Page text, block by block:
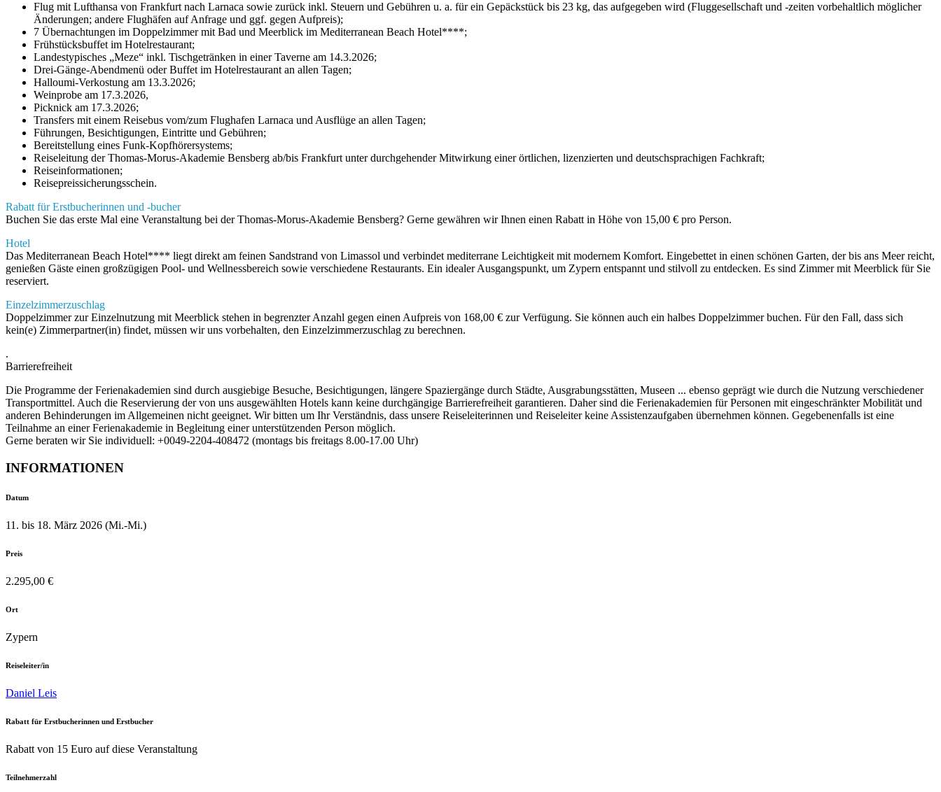
Flug mit Lufthansa von Frankfurt nach Larnaca sowie zurück inkl. Steuern und Gebühren u. a. für ein Gepäckstück bis 23 kg, das aufgegeben wird (Fluggesellschaft und -zeiten vorbehaltlich möglicher
Änderungen; andere Flughäfen auf Anfrage und ggf. gegen Aufpreis);
7 Übernachtungen im Doppelzimmer mit Bad und Meerblick im Mediterranean Beach Hotel****;
Frühstücksbuffet im Hotelrestaurant;
Landestypisches „Meze“ inkl. Tischgetränken in einer Taverne am 14.3.2026;
Drei-Gänge-Abendmenü oder Buffet im Hotelrestaurant an allen Tagen;
Halloumi-Verkostung am 13.3.2026;
Weinprobe am 17.3.2026,
Picknick am 17.3.2026;
Transfers mit einem Reisebus vom/zum Flughafen Larnaca und Ausflüge an allen Tagen;
Führungen, Besichtigungen, Eintritte und Gebühren;
Bereitstellung eines Funk-Kopfhörersystems;
Reiseleitung der Thomas-Morus-Akademie Bensberg ab/bis Frankfurt unter durchgehender Mitwirkung einer örtlichen, lizenzierten und deutschsprachigen Fachkraft;
Reiseinformationen;
Reisepreissicherungsschein.
Rabatt für Erstbucherinnen und -bucher
Buchen Sie das erste Mal eine Veranstaltung bei der Thomas-Morus-Akademie Bensberg? Gerne gewähren wir Ihnen einen Rabatt in Höhe von 15,00 € pro Person.
Hotel
Das Mediterranean Beach Hotel**** liegt direkt am feinen Sandstrand von Limassol und verbindet mediterrane Leichtigkeit mit modernem Komfort. Eingebettet in einen schönen Garten, der bis ans Meer reicht,
genießen Gäste einen großzügigen Pool- und Wellnessbereich sowie verschiedene Restaurants. Ein idealer Ausgangspunkt, um Zypern entspannt und stilvoll zu entdecken. Es sind Zimmer mit Meerblick für Sie
reserviert.
Einzelzimmerzuschlag
Doppelzimmer zur Einzelnutzung mit Meerblick stehen in begrenzter Anzahl gegen einen Aufpreis von 168,00 € zur Verfügung. Sie können auch ein halbes Doppelzimmer buchen. Für den Fall, dass sich
kein(e) Zimmerpartner(in) findet, müssen wir uns vorbehalten, den Einzelzimmerzuschlag zu berechnen.
.
Barrierefreiheit
Die Programme der Ferienakademien sind durch ausgiebige Besuche, Besichtigungen, längere Spaziergänge durch Städte, Ausgrabungsstätten, Museen ... ebenso geprägt wie durch die Nutzung verschiedener
Transportmittel. Auch die Reservierung der von uns ausgewählten Hotels kann keine durchgängige Barrierefreiheit garantieren. Daher sind die Ferienakademien für Personen mit eingeschränkter Mobilität und
anderen Behinderungen im Allgemeinen nicht geeignet. Wir bitten um Ihr Verständnis, dass unsere Reiseleiterinnen und Reiseleiter keine Assistenzaufgaben übernehmen können. Gegebenenfalls ist eine
Teilnahme an einer Ferienakademie in Begleitung einer unterstützenden Person möglich.
Gerne beraten wir Sie individuell: +0049-2204-408472 (montags bis freitags 8.00-17.00 Uhr)
INFORMATIONEN
Datum
11. bis 18. März 2026 (Mi.-Mi.)
Preis
2.295,00 €
Ort
Zypern
Reiseleiter/in
Daniel Leis
Rabatt für Erstbucherinnen und Erstbucher
Rabatt von 15 Euro auf diese Veranstaltung
Teilnehmerzahl